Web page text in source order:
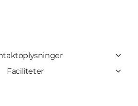
Faciliteter